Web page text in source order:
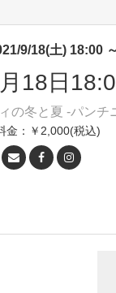
9/18(土) 18:00
18日
の冬と夏 -パンチ
金：￥2,000(税込)